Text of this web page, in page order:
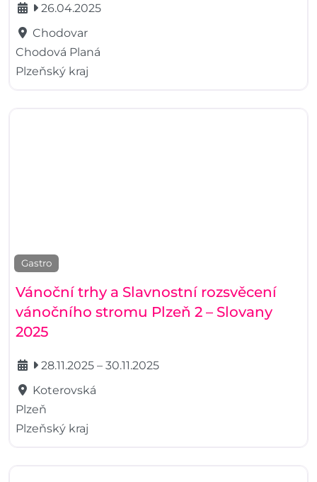
26.04.2025
Chodovar
Chodová Planá
Plzeňský kraj
Gastro
Vánoční trhy a Slavnostní rozsvěcení
vánočního stromu Plzeň 2 – Slovany
2025
28.11.2025 – 30.11.2025
Koterovská
Plzeň
Plzeňský kraj